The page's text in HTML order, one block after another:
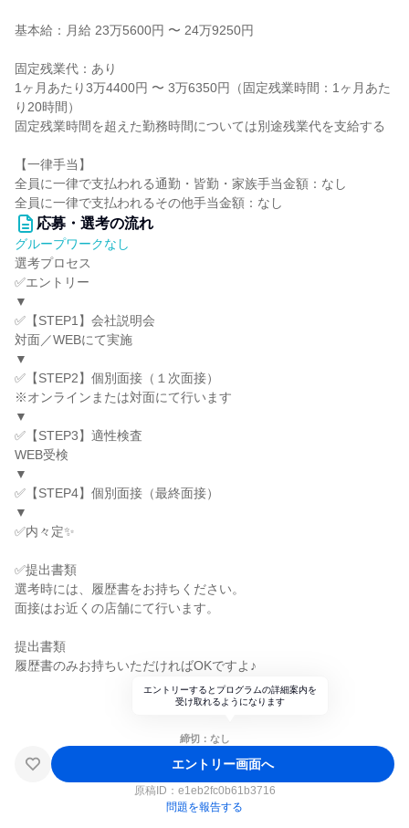
基本給：月給 23万5600円 〜 24万9250円
固定残業代：あり
1ヶ月あたり3万4400円 〜 3万6350円（固定残業時間：1ヶ月あた
り20時間）
固定残業時間を超えた勤務時間については別途残業代を支給する
【一律手当】
全員に一律で支払われる通勤・皆勤・家族手当金額：なし
全員に一律で支払われるその他手当金額：なし
応募・選考の流れ
グループワークなし
選考プロセス
✅エントリー
▼
✅【STEP1】会社説明会
対面／WEBにて実施
▼
✅【STEP2】個別面接（１次面接）
※オンラインまたは対面にて行います
▼
✅【STEP3】適性検査
WEB受検
▼
✅【STEP4】個別面接（最終面接）
▼
✅内々定✨
✅提出書類
選考時には、履歴書をお持ちください。
面接はお近くの店舗にて行います。
提出書類
履歴書のみお持ちいただければOKですよ♪
エントリーするとプログラムの詳細案内を
受け取れるようになります
締切：なし
エントリー画面へ
原稿ID： e1eb2fc0b61b3716
問題を報告する